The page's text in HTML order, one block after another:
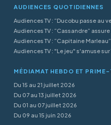
AUDIENCES QUOTIDIENNES
Audiences TV : “Ducobu passe au
Audiences TV : “Cassandre”
Audiences TV : “Capitaine
Audiences TV : "Le jeu" s'amuse sur
MÉDIAMAT HEBDO ET PRIME-
Du 15 au 21 juillet 2026
Du 07 au 13 juillet 2026
Du 01 au 07 juillet 2026
Du 09 au 15 juin 2026